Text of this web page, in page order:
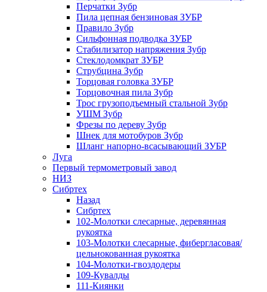
Перчатки Зубр
Пила цепная бензиновая ЗУБР
Правило Зубр
Сильфонная подводка ЗУБР
Стабилизатор напряжения Зубр
Стеклодомкрат ЗУБР
Струбцина Зубр
Торцовая головка ЗУБР
Торцовочная пила Зубр
Трос грузоподъемный стальной Зубр
УШМ Зубр
Фрезы по дереву Зубр
Шнек для мотобуров Зубр
Шланг напорно-всасывающий ЗУБР
Луга
Первый термометровый завод
НИЗ
Сибртех
Назад
Сибртех
102-Молотки слесарные, деревянная
рукоятка
103-Молотки слесарные, фибергласовая/
цельнокованная рукоятка
104-Молотки-гвоздодеры
109-Кувалды
111-Киянки